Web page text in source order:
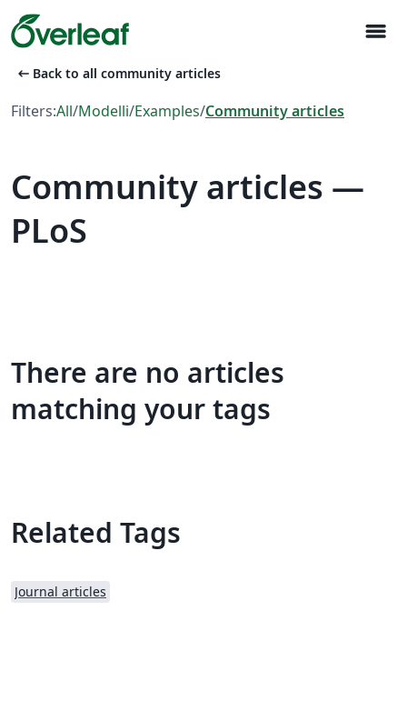
menu
arrow_left_alt Back to all community articles
Filters:All/Modelli/Examples/Community articles
Community articles —
PLoS
There are no articles
matching your tags
Related Tags
Journal articles